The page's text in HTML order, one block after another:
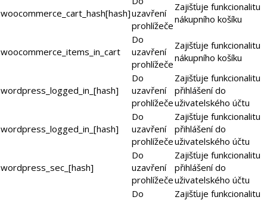
woocommerce_cart_hash[hash]uzavření
prohlížeče
Zajišťuje funkcionalitu
nákupního košíku
woocommerce_items_in_cart
Do
uzavření
prohlížeče
Zajišťuje funkcionalitu
nákupního košíku
wordpress_logged_in_[hash]
Do
uzavření
prohlížeče
Zajišťuje funkcionalitu
přihlášení do
uživatelského účtu
wordpress_logged_in_[hash]
Do
uzavření
prohlížeče
Zajišťuje funkcionalitu
přihlášení do
uživatelského účtu
wordpress_sec_[hash]
Do
uzavření
prohlížeče
Zajišťuje funkcionalitu
přihlášení do
uživatelského účtu
Do
Zajišťuje funkcionalitu